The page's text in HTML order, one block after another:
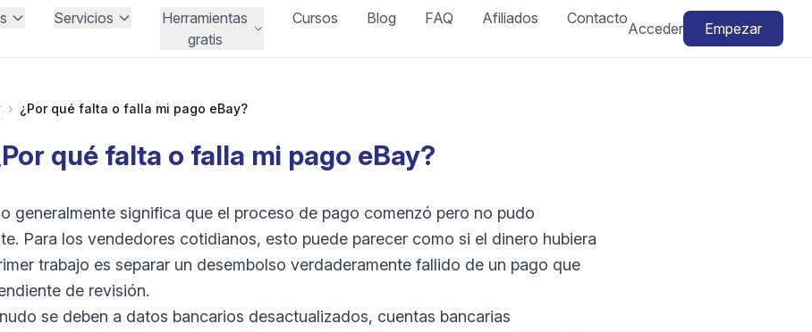
Servicios
Herramientas
gratis
Cursos Blog FAQ Afiliados Contacto
Acceder Empezar
› ¿Por qué falta o falla mi pago eBay?
qué falta o falla mi pago eBay?
generalmente significa que el proceso de pago comenzó pero no pudo
Para los vendedores cotidianos, esto puede parecer como si el dinero hubiera
trabajo es separar un desembolso verdaderamente fallido de un pago que
de revisión.
se deben a datos bancarios desactualizados, cuentas bancarias